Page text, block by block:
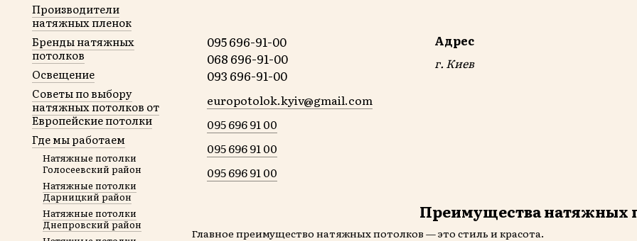
095 696-91-00
068 696-91-00
093 696-91-00
europotolok.kyiv@gmail.com
095 696 91 00
095 696 91 00
095 696 91 00
Адрес
г. Киев
Преимущества натяжных
Главное преимущество натяжных потолков — это стиль и красота.
Производители
натяжных пленок
Бренды натяжных
потолков
Освещение
Советы по выбору
натяжных потолков от
Европейские потолки
Где мы работаем
Натяжные потолки
Голосеевский район
Натяжные потолки
Дарницкий район
Натяжные потолки
Днепровский район